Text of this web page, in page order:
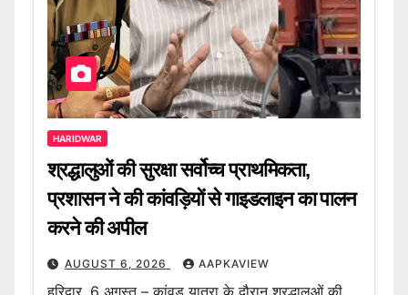
HARIDWAR
श्रद्धालुओं की सुरक्षा सर्वोच्च प्राथमिकता,
प्रशासन ने की कांवड़ियों से गाइडलाइन का पालन
करने की अपील
AUGUST 6, 2026 AAPKAVIEW
हरिद्वार, 6 अगस्त – कांवड़ यात्रा के दौरान श्रद्धालुओं की